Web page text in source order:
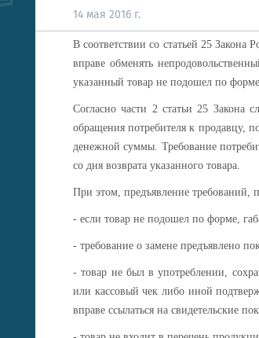
14 мая 2016 г.
В соответствии со статьей 25
вправе обменять
указанный товар не подошел по
Согласно части 2 статьи 25 Закона
обращения потребителя к продавцу,
денежной суммы. Требование
со дня возврата указанного товара.
При этом, предъявление требований,
- если товар не подошел по форме,
- требование о замене предъявлено
- товар не был в употреблении,
или кассовый чек либо иной
вправе ссылаться на свидетельские